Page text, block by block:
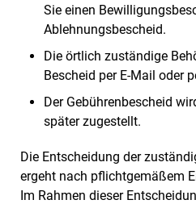
Sie einen
Ablehnungsbescheid.
Die örtlich zuständige
Bescheid per E-Mail oder
Der Gebührenbescheid
später zugestellt.
Die Entscheidung der
ergeht nach pflichtgemäßem
Im Rahmen dieser